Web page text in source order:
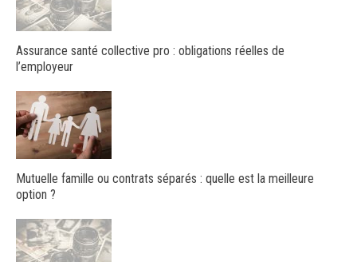
Assurance santé collective pro : obligations réelles de
l’employeur
Mutuelle famille ou contrats séparés : quelle est la meilleure
option ?